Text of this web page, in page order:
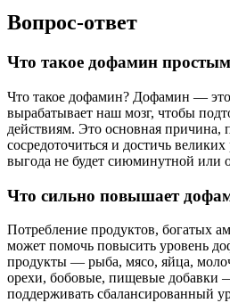
Вопрос-ответ
Что такое дофамин
Что такое дофамин? Дофамин —
вырабатывает наш мозг, чтобы
действиям. Это основная
сосредоточиться и достичь великих
выгода не будет сиюминутной или
Что сильно повышает
Потребление продуктов, богатых
может помочь повысить уровень
продукты — рыба, мясо, яйца,
орехи, бобовые, пищевые добавки
поддерживать сбалансированный